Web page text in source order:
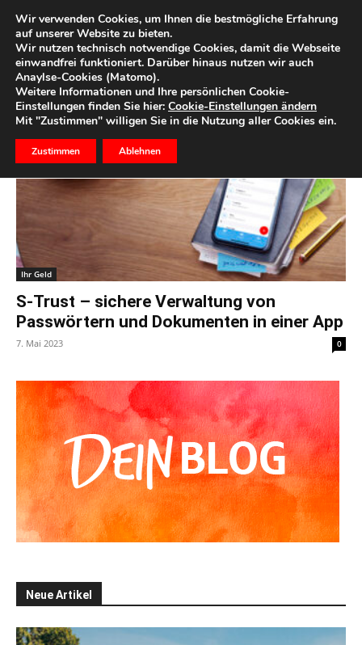
Start Schlagworte Onlinespeicher
Schlagwort: onlinespeicher
Ihr Geld
S-Trust – sichere Verwaltung von
Passwörtern und Dokumenten in einer App
7. Mai 2023 0
Neue Artikel
Wir verwenden Cookies, um Ihnen die bestmögliche Erfahrung
auf unserer Website zu bieten.
Wir nutzen technisch notwendige Cookies, damit die Webseite
einwandfrei funktioniert. Darüber hinaus nutzen wir auch
Anaylse-Cookies (Matomo).
Weitere Informationen und Ihre persönlichen Cookie-
Einstellungen finden Sie hier: Cookie-Einstellungen ändern
Mit "Zustimmen" willigen Sie in die Nutzung aller Cookies ein.
Zustimmen Ablehnen